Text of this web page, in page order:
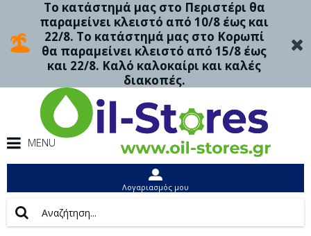
Το κατάστημά μας στο Περιστέρι θα
παραμείνει κλειστό από 10/8 έως και
22/8. Το κατάστημά μας στο Κορωπί
θα παραμείνει κλειστό από 15/8 έως
και 22/8. Καλό καλοκαίρι και καλές
διακοπές.
MENU
Λογαριασμός μου